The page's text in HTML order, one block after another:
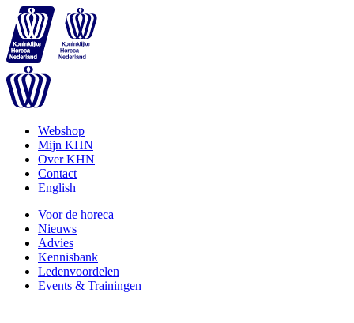
Webshop
Mijn KHN
Over KHN
Contact
English
Voor de horeca
Nieuws
Advies
Kennisbank
Ledenvoordelen
Events & Trainingen